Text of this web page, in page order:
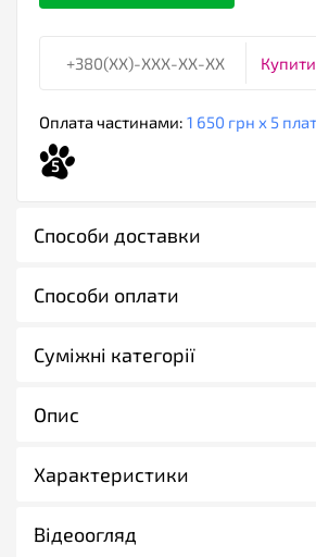
Купити
Оплата частинами: 1 650 грн х 5
5
Способи доставки
Способи оплати
Суміжні категорії
Опис
Характеристики
Відеоогляд